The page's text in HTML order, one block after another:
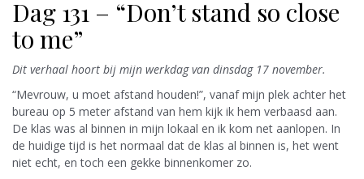
Dag 131 – “Don’t stand so close
to me”
Dit verhaal hoort bij mijn werkdag van dinsdag 17 november.
“Mevrouw, u moet afstand houden!”, vanaf mijn plek achter het
bureau op 5 meter afstand van hem kijk ik hem verbaasd aan.
De klas was al binnen in mijn lokaal en ik kom net aanlopen. In
de huidige tijd is het normaal dat de klas al binnen is, het went
niet echt, en toch een gekke binnenkomer zo.